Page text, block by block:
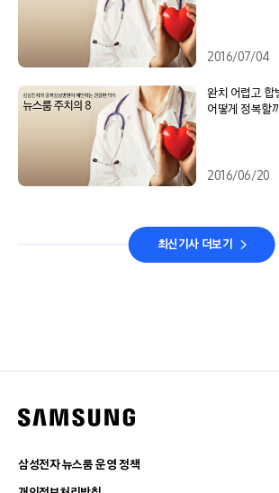
2016/07/04
완치 어렵고 합
어떻게 정복할
2016/06/20
최신기사 더보기
삼성전자 뉴스룸 운영 정책